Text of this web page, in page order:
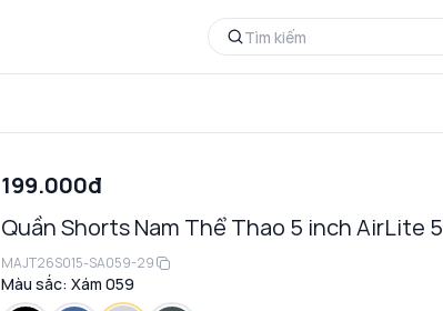
199.000đ
Quần Shorts Nam Thể Thao 5 inch AirLite 5
MAJT26S015-SA059-29
Màu sắc: Xám 059